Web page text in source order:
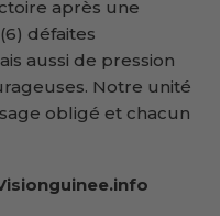
après une
défaites
aussi de pression
Notre unité
obligé et chacun